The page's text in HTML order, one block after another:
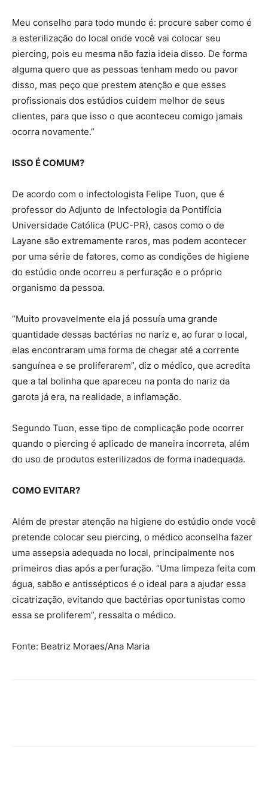
Meu conselho para todo mundo é: procure saber como é
a esterilização do local onde você vai colocar seu
piercing, pois eu mesma não fazia ideia disso. De forma
alguma quero que as pessoas tenham medo ou pavor
disso, mas peço que prestem atenção e que esses
profissionais dos estúdios cuidem melhor de seus
clientes, para que isso o que aconteceu comigo jamais
ocorra novamente.”
ISSO É COMUM?
De acordo com o infectologista Felipe Tuon, que é
professor do Adjunto de Infectologia da Pontifícia
Universidade Católica (PUC-PR), casos como o de
Layane são extremamente raros, mas podem acontecer
por uma série de fatores, como as condições de higiene
do estúdio onde ocorreu a perfuração e o próprio
organismo da pessoa.
“Muito provavelmente ela já possuía uma grande
quantidade dessas bactérias no nariz e, ao furar o local,
elas encontraram uma forma de chegar até a corrente
sanguínea e se proliferarem”, diz o médico, que acredita
que a tal bolinha que apareceu na ponta do nariz da
garota já era, na realidade, a inflamação.
Segundo Tuon, esse tipo de complicação pode ocorrer
quando o piercing é aplicado de maneira incorreta, além
do uso de produtos esterilizados de forma inadequada.
COMO EVITAR?
Além de prestar atenção na higiene do estúdio onde você
pretende colocar seu piercing, o médico aconselha fazer
uma assepsia adequada no local, principalmente nos
primeiros dias após a perfuração. “Uma limpeza feita com
água, sabão e antissépticos é o ideal para a ajudar essa
cicatrização, evitando que bactérias oportunistas como
essa se proliferem”, ressalta o médico.
Fonte: Beatriz Moraes/Ana Maria